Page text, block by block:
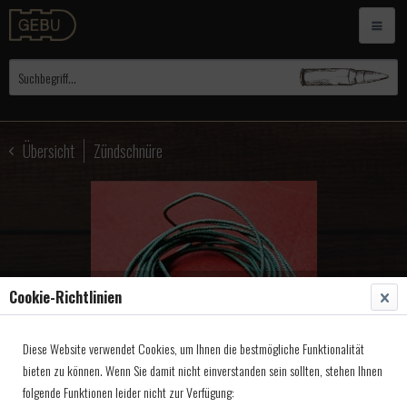
Übersicht Zündschnüre
Cookie-Richtlinien
Diese Website verwendet Cookies, um Ihnen die bestmögliche Funktionalität
bieten zu können. Wenn Sie damit nicht einverstanden sein sollten, stehen Ihnen
folgende Funktionen leider nicht zur Verfügung: